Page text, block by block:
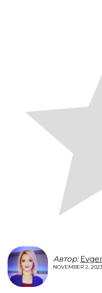
Автор:
NOVEMBER 2, 2023